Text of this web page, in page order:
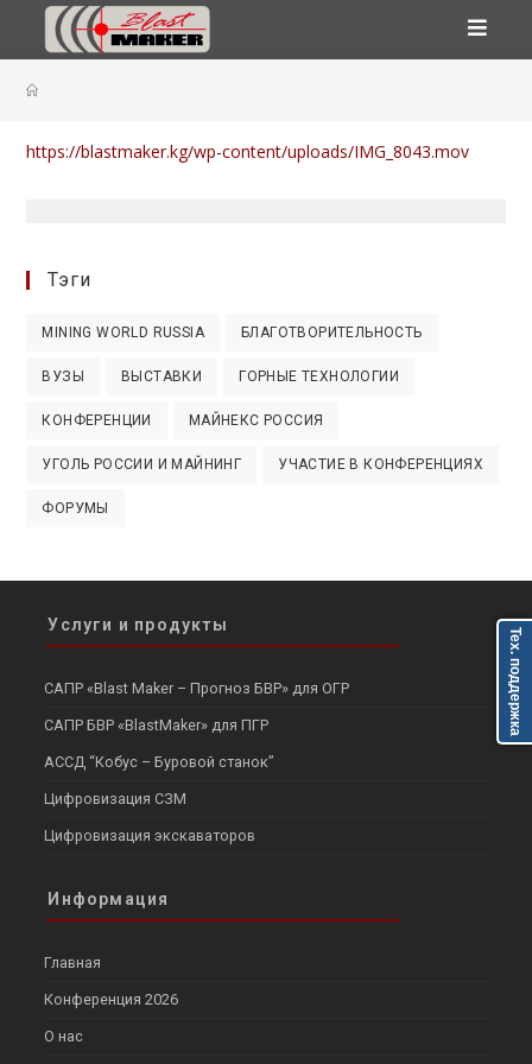
Перейти
https://blastmaker.kg/wp-content/uploads/IMG_8043.mov
Тэги
MINING WORLD RUSSIA БЛАГОТВОРИТЕЛЬНОСТЬ
ВУЗЫ ВЫСТАВКИ ГОРНЫЕ ТЕХНОЛОГИИ
КОНФЕРЕНЦИИ МАЙНЕКС РОССИЯ
УГОЛЬ РОССИИ И МАЙНИНГ УЧАСТИЕ В КОНФЕРЕНЦИЯХ
ФОРУМЫ
Услуги и продукты
САПР «Blast Maker – Прогноз БВР» для ОГР
САПР БВР «BlastMaker» для ПГР
АССД “Кобус – Буровой станок”
Цифровизация СЗМ
Цифровизация экскаваторов
Информация
Главная
Конференция 2026
О нас
Тех. поддержка